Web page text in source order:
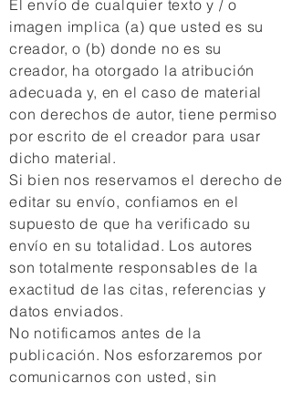
El envío de cualquier texto y / o
imagen implica (a) que usted es su
creador, o (b) donde no es su
creador, ha otorgado la atribución
adecuada y, en el caso de material
con derechos de autor, tiene permiso
por escrito de el creador para usar
dicho material.
Si bien nos reservamos el derecho de
editar su envío, confiamos en el
supuesto de que ha verificado su
envío en su totalidad. Los autores
son totalmente responsables de la
exactitud de las citas, referencias y
datos enviados.
No notificamos antes de la
publicación. Nos esforzaremos por
comunicarnos con usted, sin